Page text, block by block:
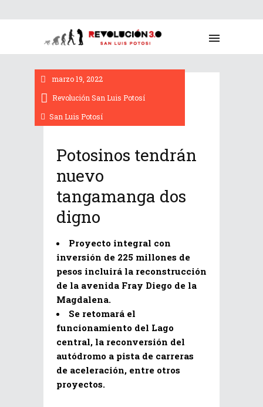
marzo 19, 2022
Revolución San Luis Potosí
San Luis Potosí
Potosinos tendrán
nuevo
tangamanga dos
digno
Proyecto integral con
inversión de 225 millones de
pesos incluirá la reconstrucción
de la avenida Fray Diego de la
Magdalena.
Se retomará el
funcionamiento del Lago
central, la reconversión del
autódromo a pista de carreras
de aceleración, entre otros
proyectos.